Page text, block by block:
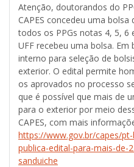
Atenção, doutorandos do
CAPES concedeu uma
todos os PPGs notas 4, 5, 6
UFF recebeu uma bolsa.
interno para seleção de
exterior. O edital permite
os aprovados no processo
que é possível que mais de
para o exterior por meio
CAPES, com mais
https://www.gov.br/capes/
publica-edital-para-mais-de-
sanduiche